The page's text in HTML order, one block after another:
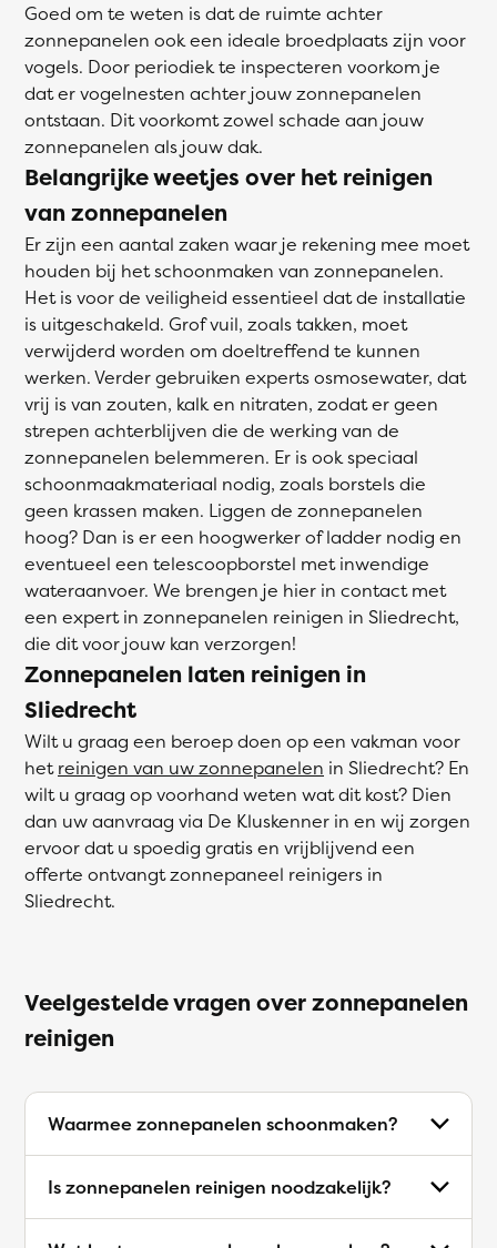
Goed om te weten is dat de ruimte achter
zonnepanelen ook een ideale broedplaats zijn voor
vogels. Door periodiek te inspecteren voorkom je
dat er vogelnesten achter jouw zonnepanelen
ontstaan. Dit voorkomt zowel schade aan jouw
zonnepanelen als jouw dak.
Belangrijke weetjes over het reinigen
van zonnepanelen
Er zijn een aantal zaken waar je rekening mee moet
houden bij het schoonmaken van zonnepanelen.
Het is voor de veiligheid essentieel dat de installatie
is uitgeschakeld. Grof vuil, zoals takken, moet
verwijderd worden om doeltreffend te kunnen
werken. Verder gebruiken experts osmosewater, dat
vrij is van zouten, kalk en nitraten, zodat er geen
strepen achterblijven die de werking van de
zonnepanelen belemmeren. Er is ook speciaal
schoonmaakmateriaal nodig, zoals borstels die
geen krassen maken. Liggen de zonnepanelen
hoog? Dan is er een hoogwerker of ladder nodig en
eventueel een telescoopborstel met inwendige
wateraanvoer. We brengen je hier in contact met
een expert in zonnepanelen reinigen in Sliedrecht,
die dit voor jouw kan verzorgen!
Zonnepanelen laten reinigen in
Sliedrecht
Wilt u graag een beroep doen op een vakman voor
hetreinigen van uw zonnepanelen in Sliedrecht? En
wilt u graag op voorhand weten wat dit kost? Dien
dan uw aanvraag via De Kluskenner in en wij zorgen
ervoor dat u spoedig gratis en vrijblijvend een
offerte ontvangt zonnepaneel reinigers in
Sliedrecht.
Veelgestelde vragen over zonnepanelen
reinigen
Waarmee zonnepanelen schoonmaken?
Is zonnepanelen reinigen noodzakelijk?